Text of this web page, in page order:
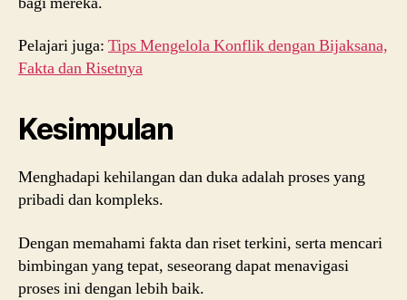
Pelajari juga: Tips Mengelola Konflik dengan Bijaksana,
Fakta dan Risetnya
Kesimpulan
Menghadapi kehilangan dan duka adalah proses yang
pribadi dan kompleks.
Dengan memahami fakta dan riset terkini, serta mencari
bimbingan yang tepat, seseorang dapat menavigasi
proses ini dengan lebih baik.